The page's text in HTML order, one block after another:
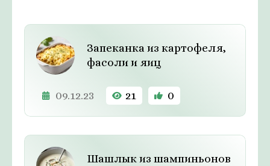
Запеканка из картофеля,
фасоли и яиц
09.12.23 21 0
Шашлык из шампиньонов